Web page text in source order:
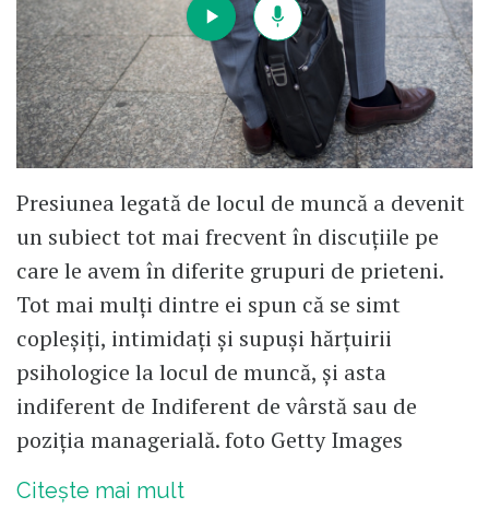
Presiunea legată de locul de muncă a devenit
un subiect tot mai frecvent în discuțiile pe
care le avem în diferite grupuri de prieteni.
Tot mai mulți dintre ei spun că se simt
copleșiți, intimidați și supuși hărțuirii
psihologice la locul de muncă, și asta
indiferent de Indiferent de vârstă sau de
poziția managerială. foto Getty Images
Citește mai mult